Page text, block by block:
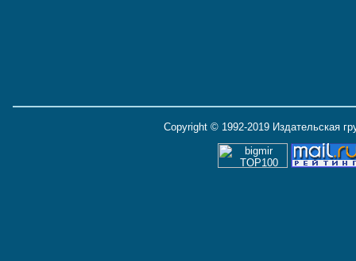
Copyright © 1992-2019 Издательская